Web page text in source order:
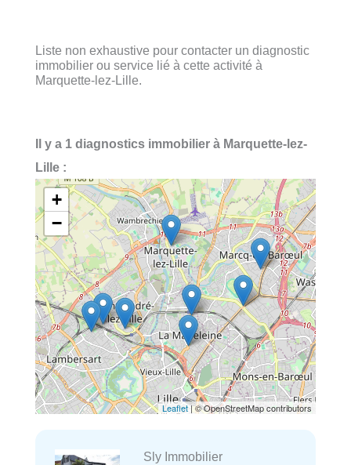
Liste non exhaustive pour contacter un diagnostic
immobilier ou service lié à cette activité à
Marquette-lez-Lille.
Il y a 1 diagnostics immobilier à Marquette-lez-
Lille :
+
−
Leaflet| © OpenStreetMap contributors
Sly Immobilier